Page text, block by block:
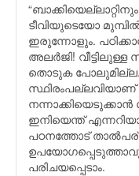
ടീവിയുടെയോ
ഇരുന്നോളും.
അലര്‍ജി!
തൊടുക
സ്ഥിരംപല്ലവിയാണ്
നന്നാക്കിയെടുക്കാന്‍
ഇനിയെന്ത്
പഠനത്തോട്
പരിചയപ്പെടാം.